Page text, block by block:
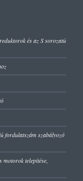
és az S sorozatú
fordulatszám szabályozó
telepítése,